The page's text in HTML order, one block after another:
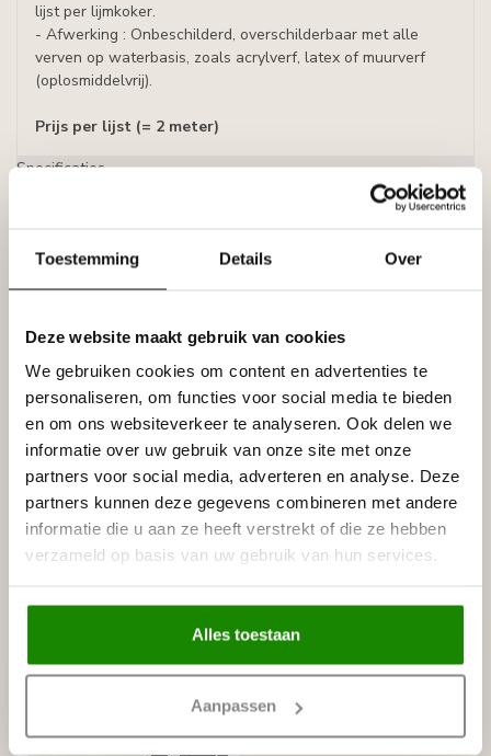
Toestemming Details Over
Deze website maakt gebruik van cookies
We gebruiken cookies om content en advertenties te
personaliseren, om functies voor social media te bieden
en om ons websiteverkeer te analyseren. Ook delen we
informatie over uw gebruik van onze site met onze
partners voor social media, adverteren en analyse. Deze
partners kunnen deze gegevens combineren met andere
informatie die u aan ze heeft verstrekt of die ze hebben
verzameld op basis van uw gebruik van hun services.
Alles toestaan
Aanpassen
lijst per lijmkoker.
- Afwerking : Onbeschilderd, overschilderbaar met alle
verven op waterbasis, zoals acrylverf, latex of muurverf
(oplosmiddelvrij).
Prijs per lijst (= 2 meter)
Specificaties
Gerelateerde producten
HOMESTAR
Homestar Lijmkoker SX100 (490
g)
Op voorraad
€8,95
HOMESTAR
Homestar SET Polystyreenzaag
en Verstekbak (ZAAG +
VERSTEKBAK)
Op voorraad
€30,00